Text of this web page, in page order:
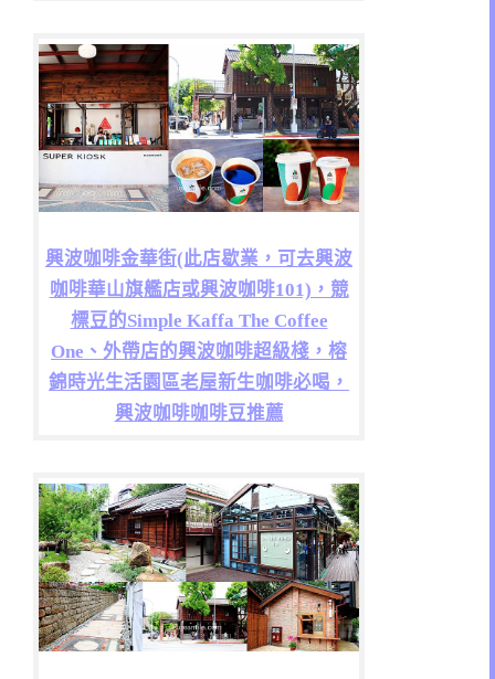
興波咖啡金華街(此店歇業，可去興波
咖啡華山旗艦店或興波咖啡101)，競
標豆的Simple Kaffa The Coffee
One、外帶店的興波咖啡超級棧，榕
錦時光生活園區老屋新生咖啡必喝，
興波咖啡咖啡豆推薦